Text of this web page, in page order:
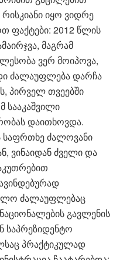
იყო ვიდრე
ფაქტები: 2012 წლის
მაგრამ
ვერ მოიპოვა,
ძალაუფლება დარჩა
პირველ თვეებში
სააკაშვილი
დაითხოვდა.
საფრთხე ძალოვანი
ვინაიდან ძველი და
ძალაუფლებაც
გავლენის
საპრეზიდენტო
პრაქტიკულად